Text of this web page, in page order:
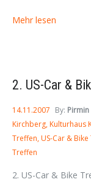
Mehr lesen
2. US-Car &
14.11.2007 By:
Kirchberg Kulturhaus
Treffen US-Car &
Treffen
2. US-Car & Bike